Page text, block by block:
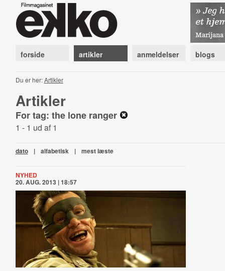
forside artikler anmeldelser blogs
Du er her:Artikler
Artikler
For tag: the lone ranger
1 - 1 ud af 1
dato | alfabetisk | mest læste
NYHED
20. AUG. 2013 | 18:57